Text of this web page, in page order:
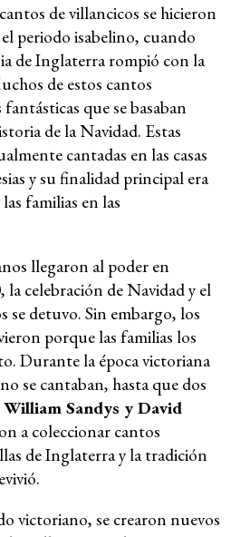
de villancicos se hicieron
periodo isabelino, cuando
de Inglaterra rompió con la
de estos cantos
que se basaban
de la Navidad. Estas
cantadas en las casas
y su finalidad principal era
familias en las
llegaron al poder en
celebración de Navidad y el
se detuvo. Sin embargo, los
porque las familias los
Durante la época victoriana
se cantaban, hasta que dos
William Sandys y David
a coleccionar cantos
de Inglaterra y la tradición
victoriano, se crearon nuevos